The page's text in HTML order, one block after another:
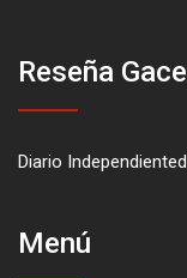
Reseña
Diario
Menú